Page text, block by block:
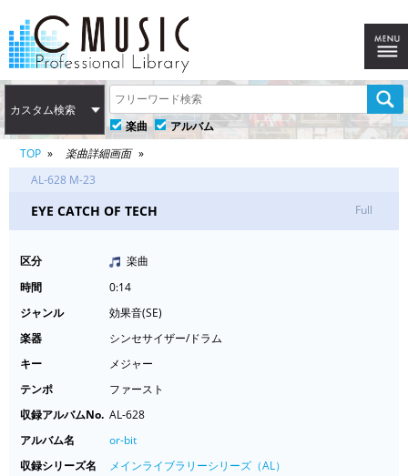
カスタム検索
楽曲
アルバム
TOP
楽曲詳細画面
AL-628 M-23
EYE CATCH OF TECH Full
区分
楽曲
時間
0:14
ジャンル
効果音(SE)
楽器
シンセサイザー/ドラム
キー
メジャー
テンポ
ファースト
収録アルバムNo. AL-628
アルバム名
or-bit
収録シリーズ名
メインライブラリーシリーズ（AL）